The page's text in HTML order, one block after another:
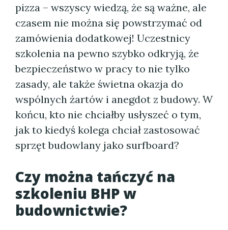
pizza – wszyscy wiedzą, że są ważne, ale
czasem nie można się powstrzymać od
zamówienia dodatkowej! Uczestnicy
szkolenia na pewno szybko odkryją, że
bezpieczeństwo w pracy to nie tylko
zasady, ale także świetna okazja do
wspólnych żartów i anegdot z budowy. W
końcu, kto nie chciałby usłyszeć o tym,
jak to kiedyś kolega chciał zastosować
sprzęt budowlany jako surfboard?
Czy można tańczyć na
szkoleniu BHP w
budownictwie?